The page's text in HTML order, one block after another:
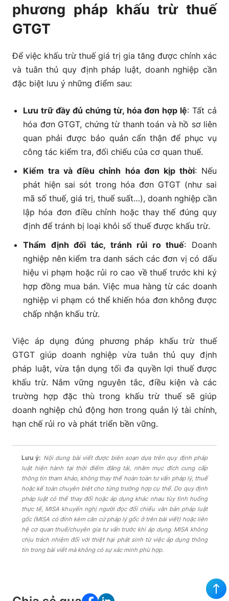
phương pháp khấu trừ thuế
GTGT
Để việc khấu trừ thuế giá trị gia tăng được chính xác
và tuân thủ quy định pháp luật, doanh nghiệp cần
đặc biệt lưu ý những điểm sau:
Lưu trữ đầy đủ chứng từ, hóa đơn hợp lệ: Tất cả
hóa đơn GTGT, chứng từ thanh toán và hồ sơ liên
quan phải được bảo quản cẩn thận để phục vụ
công tác kiểm tra, đối chiếu của cơ quan thuế.
Kiểm tra và điều chỉnh hóa đơn kịp thời: Nếu
phát hiện sai sót trong hóa đơn GTGT (như sai
mã số thuế, giá trị, thuế suất…), doanh nghiệp cần
lập hóa đơn điều chỉnh hoặc thay thế đúng quy
định để tránh bị loại khỏi số thuế được khấu trừ.
Thẩm định đối tác, tránh rủi ro thuế: Doanh
nghiệp nên kiểm tra danh sách các đơn vị có dấu
hiệu vi phạm hoặc rủi ro cao về thuế trước khi ký
hợp đồng mua bán. Việc mua hàng từ các doanh
nghiệp vi phạm có thể khiến hóa đơn không được
chấp nhận khấu trừ.
Việc áp dụng đúng phương pháp khấu trừ thuế
GTGT giúp doanh nghiệp vừa tuân thủ quy định
pháp luật, vừa tận dụng tối đa quyền lợi thuế được
khấu trừ. Nắm vững nguyên tắc, điều kiện và các
trường hợp đặc thù trong khấu trừ thuế sẽ giúp
doanh nghiệp chủ động hơn trong quản lý tài chính,
hạn chế rủi ro và phát triển bền vững.
Lưu ý: Nội dung bài viết được biên soạn dựa trên quy định pháp
luật hiện hành tại thời điểm đăng tải, nhằm mục đích cung cấp
thông tin tham khảo, không thay thế hoàn toàn tư vấn pháp lý, thuế
hoặc kế toán chuyên biệt cho từng trường hợp cụ thể. Do quy định
pháp luật có thể thay đổi hoặc áp dụng khác nhau tùy tình huống
thực tế, MISA khuyến nghị người đọc đối chiếu văn bản pháp luật
gốc (MISA có đính kèm căn cứ pháp lý gốc ở trên bài viết) hoặc liên
hệ cơ quan thuế/chuyên gia tư vấn trước khi áp dụng. MISA không
chịu trách nhiệm đối với thiệt hại phát sinh từ việc áp dụng thông
tin trong bài viết mà không có sự xác minh phù hợp.